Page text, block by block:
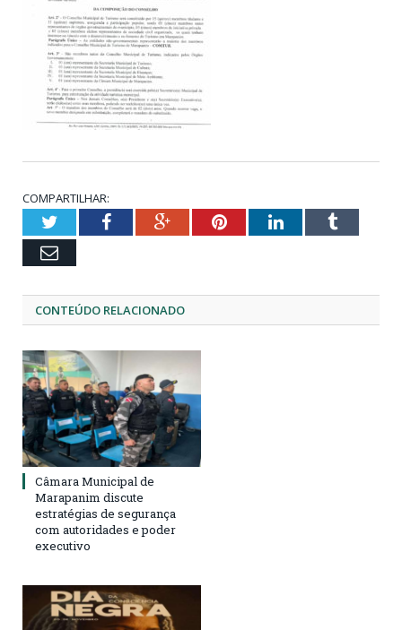
COMPARTILHAR:
TwitterFacebookGoogle+PinterestLinkedInTumblr
Email
CONTEÚDO RELACIONADO
Câmara Municipal de
Marapanim discute
estratégias de segurança
com autoridades e poder
executivo